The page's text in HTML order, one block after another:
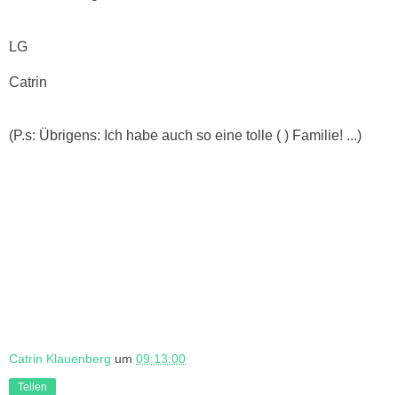
LG
Catrin
(P.s: Übrigens: Ich habe auch so eine tolle ( ) Familie! ...)
Catrin Klauenberg um 09:13:00
Teilen